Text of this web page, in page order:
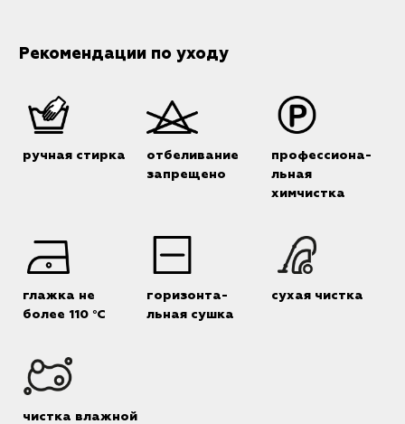
Рекомендации по уходу
ручная стирка
отбеливание
запрещено
профессиона-
льная
химчистка
глажка не
более 110 °C
горизонта-
льная сушка
сухая чистка
чистка влажной